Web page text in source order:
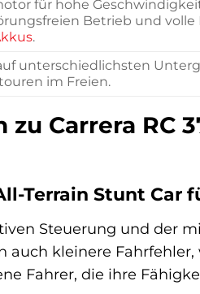
für hohe
Betrieb und
.
unterschiedlichsten
im Freien.
Carrera RC
Terrain Stunt
Steuerung und der
auch kleinere
Fahrer, die ihre